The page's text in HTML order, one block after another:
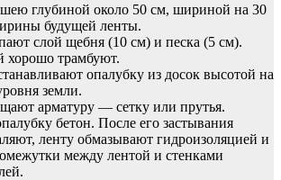
глубиной около 50 см, шириной на 30
будущей ленты.
слой щебня (10 см) и песка (5 см).
хорошо трамбуют.
опалубку из досок высотой на
земли.
арматуру — сетку или прутья.
бетон. После его застывания
ленту обмазывают гидроизоляцией и
между лентой и стенками